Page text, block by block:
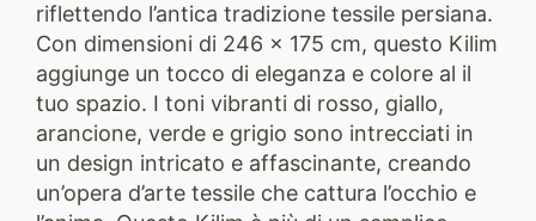
riflettendo l’antica tradizione tessile persiana.
Con dimensioni di 246 x 175 cm, questo Kilim
aggiunge un tocco di eleganza e colore al il
tuo spazio. I toni vibranti di rosso, giallo,
arancione, verde e grigio sono intrecciati in
un design intricato e affascinante, creando
un’opera d’arte tessile che cattura l’occhio e